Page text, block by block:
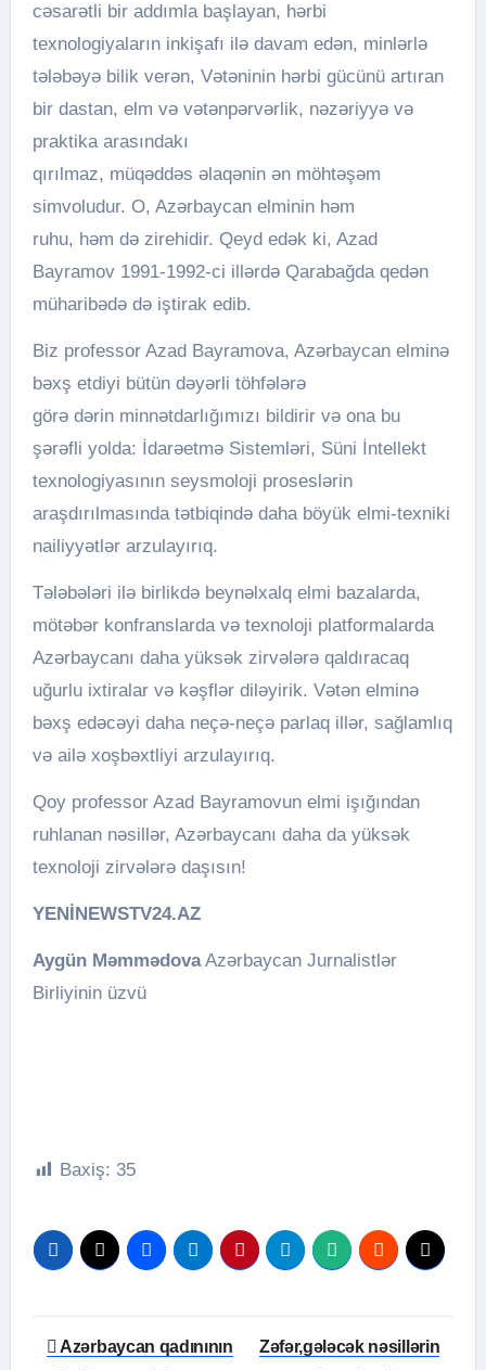
cəsarətli bir addımla başlayan, hərbi
texnologiyaların inkişafı ilə davam edən, minlərlə
tələbəyə bilik verən, Vətəninin hərbi gücünü artıran
bir dastan, elm və vətənpərvərlik, nəzəriyyə və
praktika arasındakı
qırılmaz, müqəddəs əlaqənin ən möhtəşəm
simvoludur. O, Azərbaycan elminin həm
ruhu, həm də zirehidir. Qeyd edək ki, Azad
Bayramov 1991-1992-ci illərdə Qarabağda qedən
müharibədə də iştirak edib.
Biz professor Azad Bayramova, Azərbaycan elminə
bəxş etdiyi bütün dəyərli töhfələrə
görə dərin minnətdarlığımızı bildirir və ona bu
şərəfli yolda: İdarəetmə Sistemləri, Süni İntellekt
texnologiyasının seysmoloji proseslərin
araşdırılmasında tətbiqində daha böyük elmi-texniki
nailiyyətlər arzulayırıq.
Tələbələri ilə birlikdə beynəlxalq elmi bazalarda,
mötəbər konfranslarda və texnoloji platformalarda
Azərbaycanı daha yüksək zirvələrə qaldıracaq
uğurlu ixtiralar və kəşflər diləyirik. Vətən elminə
bəxş edəcəyi daha neçə-neçə parlaq illər, sağlamlıq
və ailə xoşbəxtliyi arzulayırıq.
Qoy professor Azad Bayramovun elmi işığından
ruhlanan nəsillər, Azərbaycanı daha da yüksək
texnoloji zirvələrə daşısın!
YENİNEWSTV24.AZ
Aygün MəmmədovaAzərbaycan Jurnalistlər
Birliyinin üzvü
Baxiş: 35
Yazı
Azərbaycan qadınının
Zəfər,gələcək nəsillərin